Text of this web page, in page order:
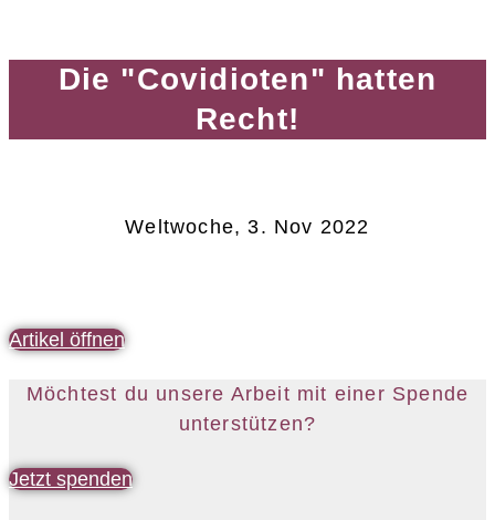
Die "Covidioten" hatten
Recht!
Weltwoche, 3. Nov 2022
Artikel öffnen
Möchtest du unsere Arbeit mit einer Spende
unterstützen?
Jetzt spenden